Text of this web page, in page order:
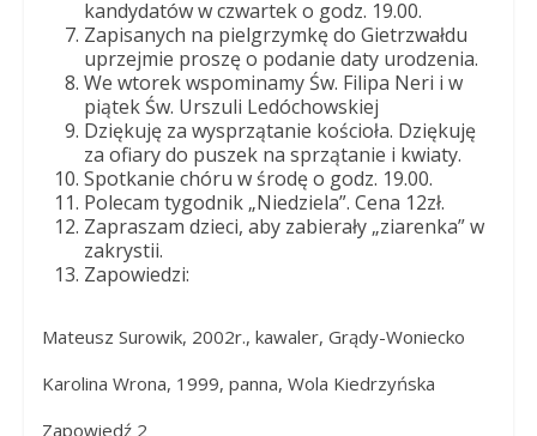
kandydatów w czwartek o godz. 19.00.
Zapisanych na pielgrzymkę do Gietrzwałdu
uprzejmie proszę o podanie daty urodzenia.
We wtorek wspominamy Św. Filipa Neri i w
piątek Św. Urszuli Ledóchowskiej
Dziękuję za wysprzątanie kościoła. Dziękuję
za ofiary do puszek na sprzątanie i kwiaty.
Spotkanie chóru w środę o godz. 19.00.
Polecam tygodnik „Niedziela”. Cena 12zł.
Zapraszam dzieci, aby zabierały „ziarenka” w
zakrystii.
Zapowiedzi:
Mateusz Surowik, 2002r., kawaler, Grądy-Woniecko
Karolina Wrona, 1999, panna, Wola Kiedrzyńska
Zapowiedź 2